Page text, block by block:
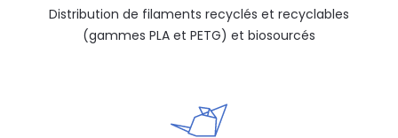
Distribution de filaments recyclés et recyclables
(gammes PLA et PETG) et biosourcés